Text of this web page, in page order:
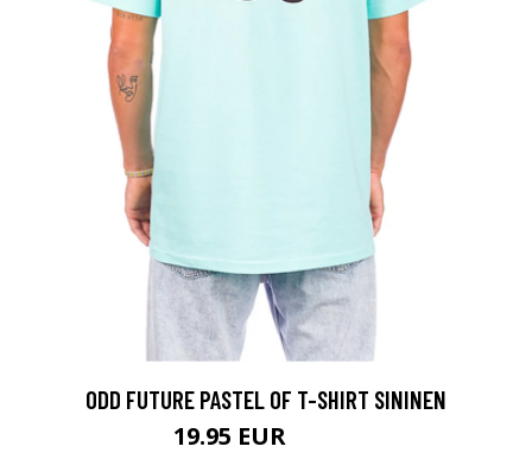
ODD FUTURE PASTEL OF T-SHIRT SININEN
19.95 EUR